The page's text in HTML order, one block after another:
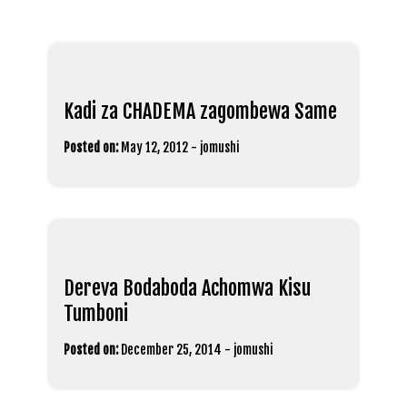
Kadi za CHADEMA zagombewa Same
Posted on: May 12, 2012 - jomushi
Dereva Bodaboda Achomwa Kisu
Tumboni
Posted on: December 25, 2014 - jomushi